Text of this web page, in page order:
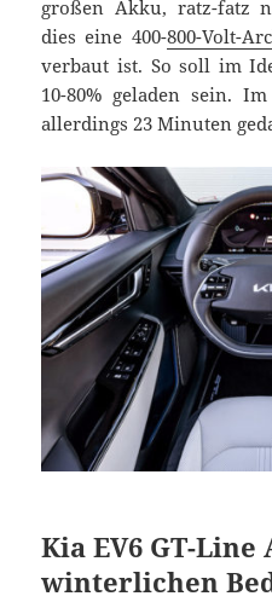
großen Akku, ratz-fatz
dies eine 400-800-Volt-
verbaut ist. So soll im
10-80% geladen sein.
allerdings 23 Minuten
Kia EV6 GT-Line
winterlichen